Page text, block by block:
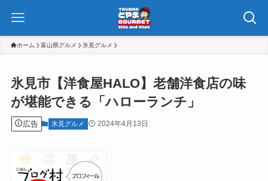
ホーム 富山県グルメ 氷見グルメ
氷見市【洋食屋HALO】老舗洋食店の味
が堪能できる「ハローランチ」
広告 氷見グルメ 2024年4月13日